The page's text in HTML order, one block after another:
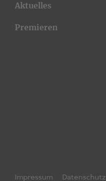
Aktuelles
Premieren
Impressum Datenschutz